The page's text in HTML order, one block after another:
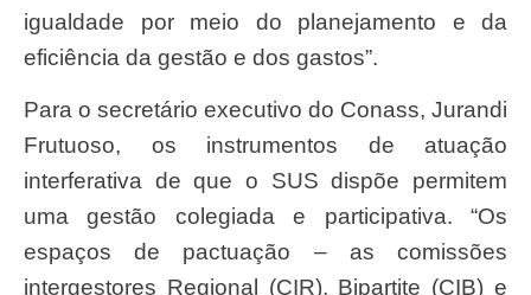
igualdade por meio do planejamento e da
eficiência da gestão e dos gastos”.
Para o secretário executivo do Conass, Jurandi
Frutuoso, os instrumentos de atuação
interferativa de que o SUS dispõe permitem
uma gestão colegiada e participativa. “Os
espaços de pactuação – as comissões
intergestores Regional (CIR), Bipartite (CIB) e